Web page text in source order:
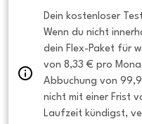
Dein kostenloser
Wenn du nicht
dein Flex-Paket für
von 8,33 € pro
Abbuchung von
nicht mit einer Frist
Laufzeit kündigst,